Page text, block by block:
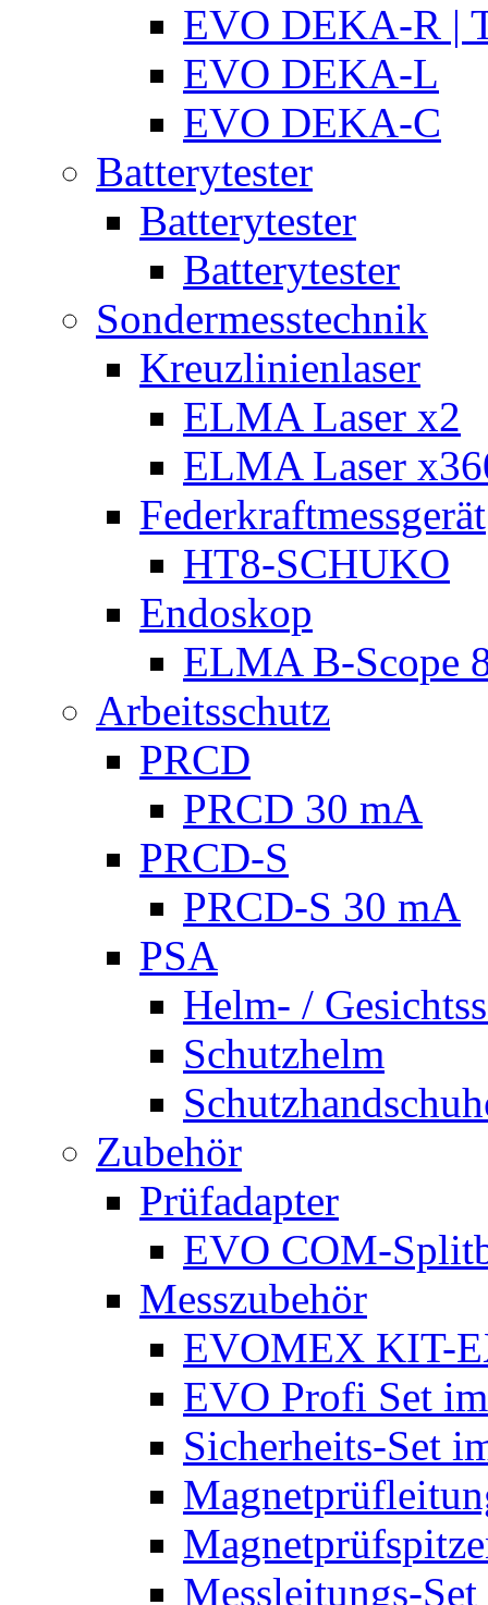
EVO DEKA-R |
EVO DEKA-L
EVO DEKA-C
Batterytester
Batterytester
Batterytester
Sondermesstechnik
Kreuzlinienlaser
ELMA Laser x2
ELMA Laser
Federkraftmessgerät
HT8-SCHUKO
Endoskop
ELMA B-Scope
Arbeitsschutz
PRCD
PRCD 30 mA
PRCD-S
PRCD-S 30 mA
PSA
Helm- /
Schutzhelm
Zubehör
Prüfadapter
EVO COM-
Messzubehör
EVOMEX KIT-
EVO Profi Set
Sicherheits-Set
Messleitungs-Set